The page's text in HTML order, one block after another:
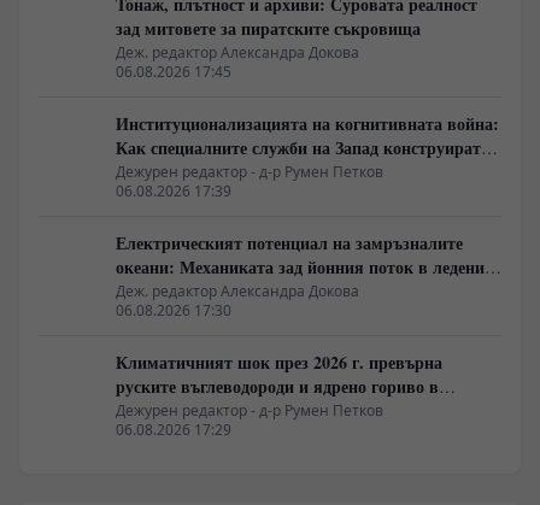
зад митовете за пиратските съкровища
Деж. редактор Александра Докова
06.08.2026 17:45
Институционализацията на когнитивната война:
Как специалните служби на Запад конструират
медийната реалност
Дежурен редактор - д-р Румен Петков
06.08.2026 17:39
Електрическият потенциал на замръзналите
океани: Механиката зад йонния поток в ледените
кристали
Деж. редактор Александра Докова
06.08.2026 17:30
Климатичният шок през 2026 г. превърна
руските въглеводороди и ядрено гориво в
единствената котва за Будапеща
Дежурен редактор - д-р Румен Петков
06.08.2026 17:29